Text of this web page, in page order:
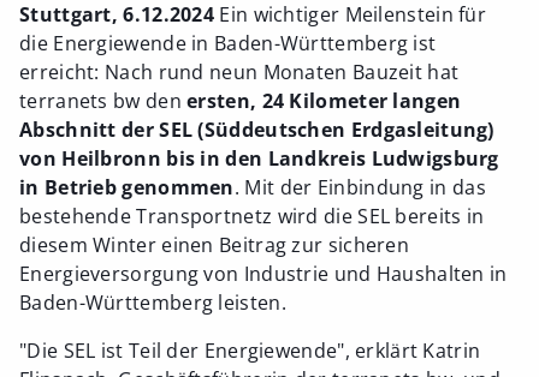
Stuttgart, 6.12.2024 Ein wichtiger Meilenstein für
die Energiewende in Baden-Württemberg ist
erreicht: Nach rund neun Monaten Bauzeit hat
terranets bw denersten, 24 Kilometer langen
Abschnitt der SEL (Süddeutschen Erdgasleitung)
von Heilbronn bis in den Landkreis Ludwigsburg
in Betrieb genommen. Mit der Einbindung in das
bestehende Transportnetz wird die SEL bereits in
diesem Winter einen Beitrag zur sicheren
Energieversorgung von Industrie und Haushalten in
Baden-Württemberg leisten.
"Die SEL ist Teil der Energiewende", erklärt Katrin